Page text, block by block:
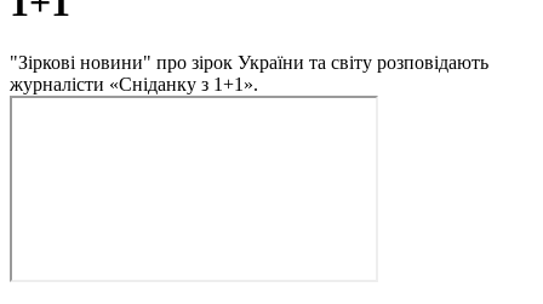
"Зіркові новини" про зірок України та світу розповідають
журналісти «Сніданку з 1+1».